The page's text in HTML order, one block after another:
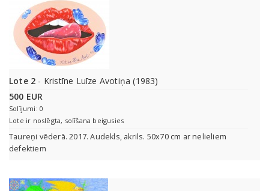
Lote 2 - Kristīne Luīze Avotiņa (1983)
500 EUR
Solījumi: 0
Lote ir noslēgta, solīšana beigusies
Taureņi vēderā. 2017. Audekls, akrils. 50x70 cm ar nelieliem
defektiem